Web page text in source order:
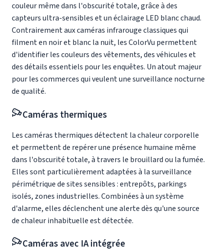
couleur même dans l'obscurité totale, grâce à des
capteurs ultra-sensibles et un éclairage LED blanc chaud.
Contrairement aux caméras infrarouge classiques qui
filment en noir et blanc la nuit, les ColorVu permettent
d'identifier les couleurs des vêtements, des véhicules et
des détails essentiels pour les enquêtes. Un atout majeur
pour les commerces qui veulent une surveillance nocturne
de qualité.
Caméras thermiques
Les caméras thermiques détectent la chaleur corporelle
et permettent de repérer une présence humaine même
dans l'obscurité totale, à travers le brouillard ou la fumée.
Elles sont particulièrement adaptées à la surveillance
périmétrique de sites sensibles : entrepôts, parkings
isolés, zones industrielles. Combinées à un système
d'alarme, elles déclenchent une alerte dès qu'une source
de chaleur inhabituelle est détectée.
Caméras avec IA intégrée